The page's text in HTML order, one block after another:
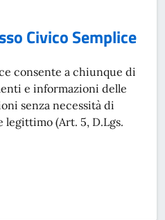
Civico Semplice
consente a chiunque di
e informazioni delle
senza necessità di
(Art. 5, D.Lgs.
SEMPLICE}